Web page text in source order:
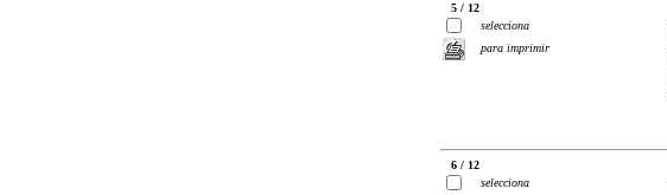
5 / 12
selecciona
para imprimir
6 / 12
selecciona